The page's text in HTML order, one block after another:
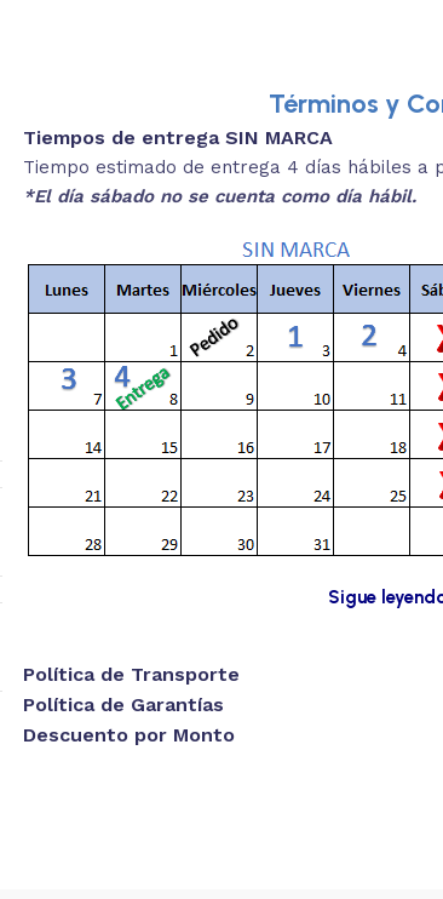
Descripciones breves y medidas
REVISA
estás buscando.
Términos y
Tiempos de entrega SIN MARCA
Tiempo estimado de entrega 4 días hábiles a
*El día sábado no se cuenta como día hábil.
Sigue
Política de Transporte
Política de Garantías
Descuento por Monto